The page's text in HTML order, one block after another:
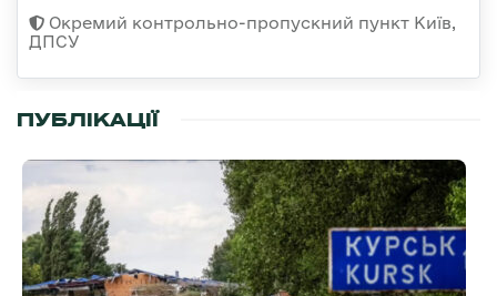
Окремий контрольно-пропускний пункт Київ,
ДПСУ
ПУБЛІКАЦІЇ